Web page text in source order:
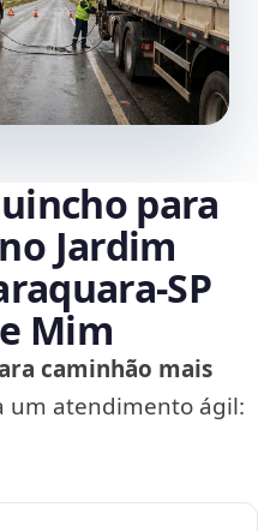
para
Jardim
Mim
caminhão mais
um atendimento ágil: